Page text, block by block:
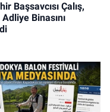
Başsavcısı Çalış,
Adliye Binasını